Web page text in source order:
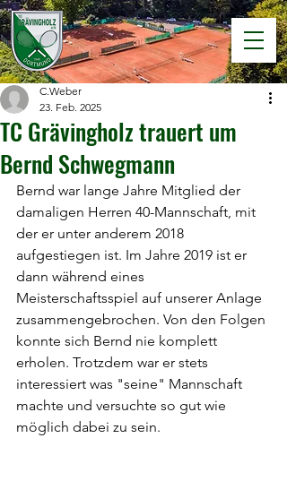
TC Grävingholz trauert um
Bernd Schwegmann
C.Weber
23. Feb. 2025
Bernd war lange Jahre Mitglied der
damaligen Herren 40-Mannschaft, mit
der er unter anderem 2018
aufgestiegen ist. Im Jahre 2019 ist er
dann während eines
Meisterschaftsspiel auf unserer Anlage
zusammengebrochen. Von den Folgen
konnte sich Bernd nie komplett
erholen. Trotzdem war er stets
interessiert was "seine" Mannschaft
machte und versuchte so gut wie
möglich dabei zu sein.